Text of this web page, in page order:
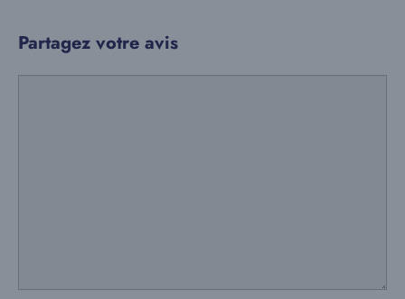
Partagez votre avis